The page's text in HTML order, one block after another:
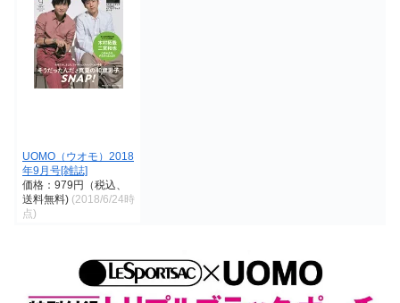
UOMO（ウオモ）2018
年9月号[雑誌]
価格：979円（税込、
送料無料) (2018/6/24時
点)